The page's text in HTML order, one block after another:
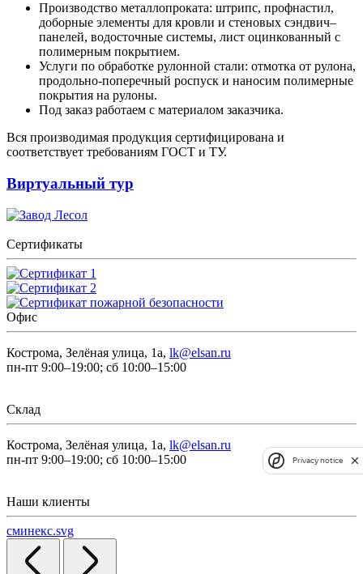
Производство металлопроката: штрипс, профнастил,
доборные элементы для кровли и стеновых сэндвич–
панелей, водосточные системы, лист оцинкованный с
полимерным покрытием.
Услуги по обработке рулонной стали: отмотка от рулона,
продольно-поперечный роспуск и наносим полимерные
покрытия на рулоны.
Под заказ работаем с материалом заказчика.
Вся производимая продукция сертифицирована и
соответствует требованиям ГОСТ и ТУ.
Виртуальный тур
Сертификаты
Офис
Кострома, Зелёная улица, 1а, lk@elsan.ru
пн-пт 9:00–19:00; сб 10:00–15:00
Склад
Кострома, Зелёная улица, 1а, lk@elsan.ru
пн-пт 9:00–19:00; сб 10:00–15:00
Наши клиенты
сминекс.svg
Privacy notice